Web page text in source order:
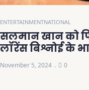
ENTERTAINMENTNATIONAL
सलमान खान को
लॉरेंस बिश्नोई के
November 5, 2024 0